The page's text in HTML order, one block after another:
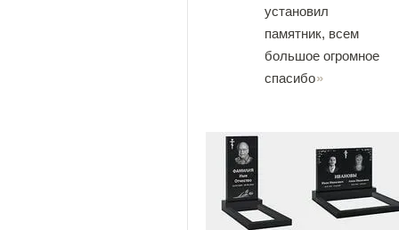
установил
памятник, всем
большое огромное
спасибо